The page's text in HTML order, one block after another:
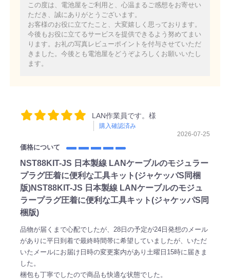
この度は、電池屋をご利用と、心温まるご感想をお寄せい
ただき、誠にありがとうございます。
お客様のお役に立てたこと、大変嬉しく思っております。
今後もお役に立てるサービスを提供できるよう努めてまい
ります。お礼の写真レビューポイントを付与させていただ
きました。今後とも電池屋をどうぞよろしくお願いいたし
ます。
LAN作業員です。様
購入確認済み
2026-07-25
価格について
NST88KIT-JS 日本製線 LANケーブルのモジュラー
プラグ圧着に便利な工具キット(ジャケッパS同梱
版)NST88KIT-JS 日本製線 LANケーブルのモジュ
ラープラグ圧着に便利な工具キット(ジャケッパS同
梱版)
品物が届くまで心配でしたが、28日の予定が24日発想のメール
がありに平日到着で最終時間帯に希望していましたが、いただ
いたメールにお届け日時の変更案内があり土曜日15時に届きま
した。
梱包も丁寧でしたので商品も快適な状態でした。